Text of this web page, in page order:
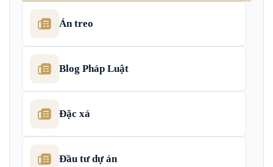
Án treo
Blog Pháp Luật
Đặc xá
Đầu tư dự án